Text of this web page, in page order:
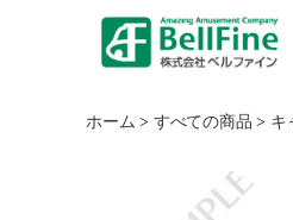
フ
ホーム > すべての商品 > キ